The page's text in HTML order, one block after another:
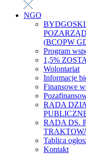
NGO
(BCOPW
Program
1,5%
Wolontariat
Informacje
Finansowe
RADA
RADA DS.
Tablica
Kontakt